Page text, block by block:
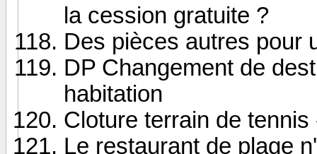
la cession gratuite ?
Des pièces autres pour
DP Changement de
habitation
Cloture terrain de tennis
Le restaurant de plage